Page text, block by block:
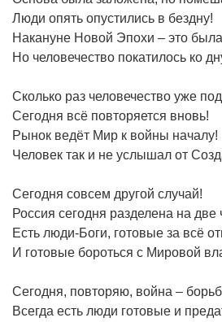
Люди опять опустились в бездну!
Накануне Новой Эпохи – это
Но человечество покатилось ко
Сколько раз человечество уже
Сегодня всё повторяется вновь!
Рынок ведёт Мир к войны началу!
Человек так и не услышал от
Сегодня совсем другой случай!
Россия сегодня разделена на две
Есть люди-Боги, готовые за всё
И готовые бороться с Мировой
Сегодня, повторяю, война –
Всегда есть люди готовые и